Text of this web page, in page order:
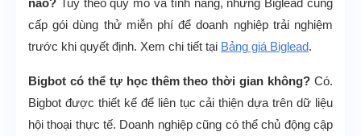
nào? Tuỳ theo quy mô và tính năng, nhưng Biglead cung
cấp gói dùng thử miễn phí để doanh nghiệp trải nghiệm
trước khi quyết định. Xem chi tiết tại Bảng giá Biglead.
Bigbot có thể tự học thêm theo thời gian không? Có.
Bigbot được thiết kế để liên tục cải thiện dựa trên dữ liệu
hội thoại thực tế. Doanh nghiệp cũng có thể chủ động cập